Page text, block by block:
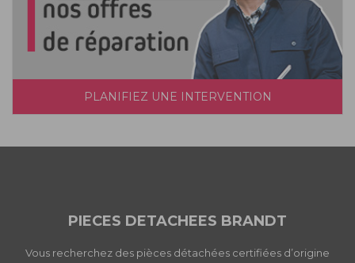
PLANIFIEZ UNE INTERVENTION
PIECES DETACHEES BRANDT
Vous recherchez des pièces détachées certifiées d’origine